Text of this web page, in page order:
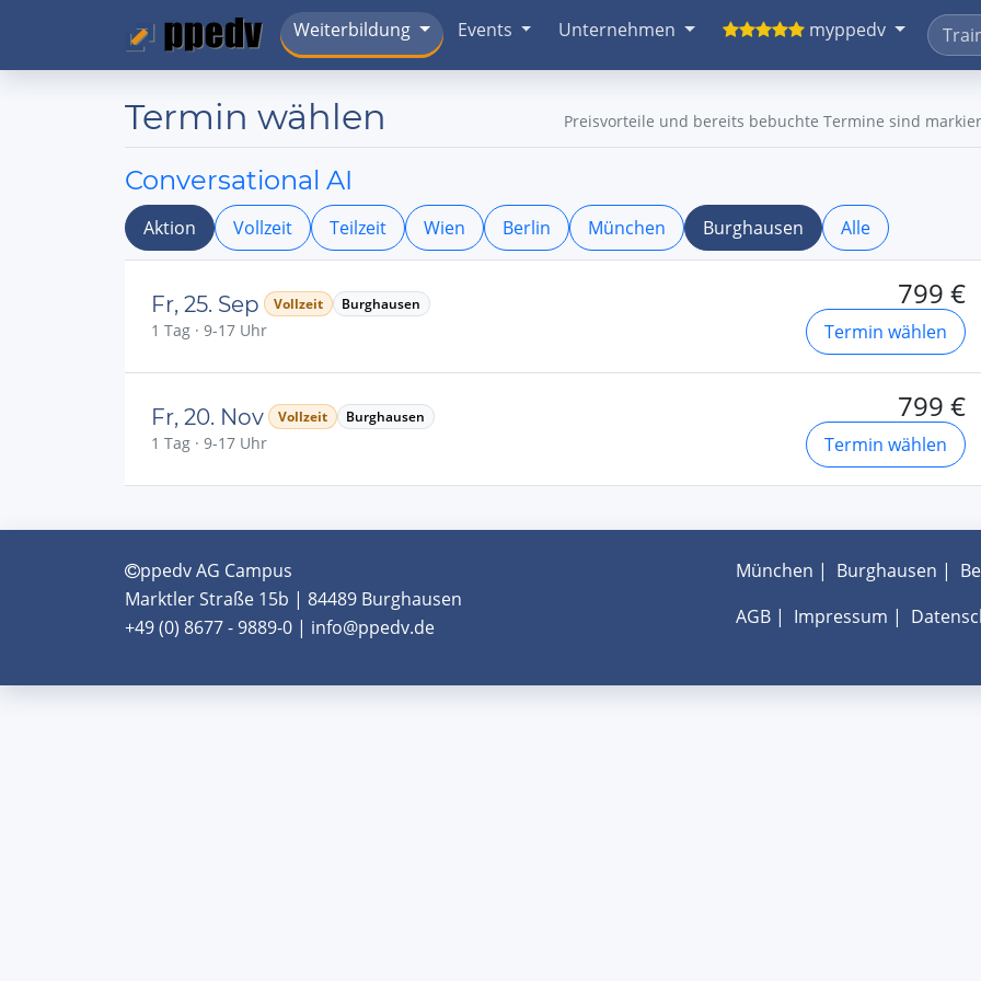
Weiterbildung Events Unternehmen myppedv
Termin wählen Preisvorteile und bereits bebuchte Termine sind
Conversational AI
Aktion Vollzeit Teilzeit Wien Berlin München Burghausen Alle
Fr, 25. Sep Vollzeit Burghausen
1 Tag · 9-17 Uhr
799 €
Termin wählen
Fr, 20. Nov Vollzeit Burghausen
1 Tag · 9-17 Uhr
799 €
Termin wählen
ppedv AG Campus
Marktler Straße 15b | 84489 Burghausen
+49 (0) 8677 - 9889-0 | info@ppedv.de
München | Burghausen |
AGB| Impressum |